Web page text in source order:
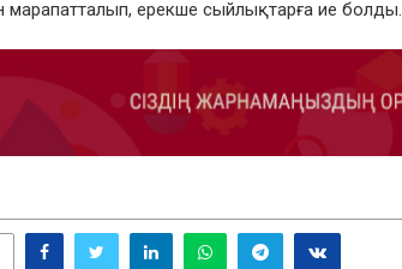
марапатталып, ерекше сыйлықтарға ие болды.